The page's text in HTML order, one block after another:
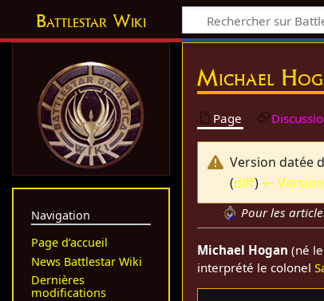
Battlestar Wiki
Michael
Page
Version datée
(diff) ←
Pour les
Michael Hogan (né
interprété le colonel
Navigation
Page d’accueil
News Battlestar Wiki
Dernières
modifications